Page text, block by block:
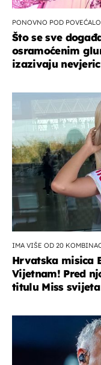
PONOVNO POD
Što se sve
osramoćenim
izazivaju
IMA VIŠE OD 20
Hrvatska misica
Vijetnam! Pred
titulu Miss svijeta